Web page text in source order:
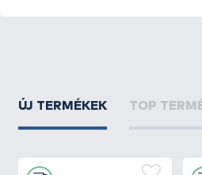
ÚJ TERMÉKEK TOP